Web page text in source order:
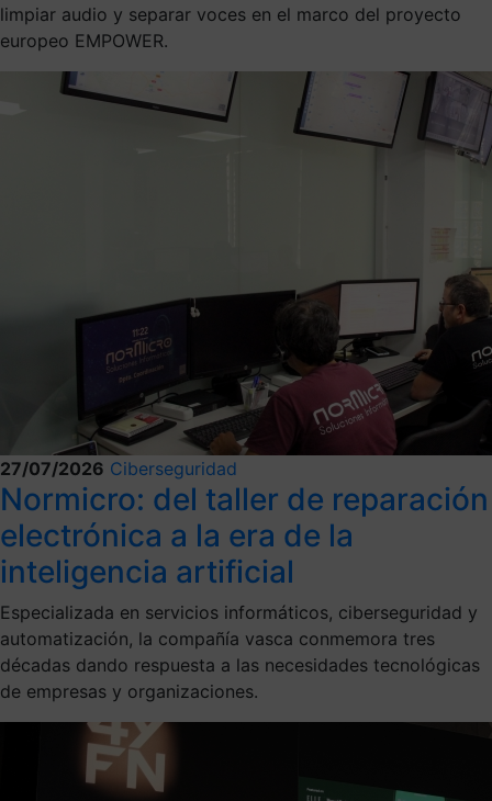
limpiar audio y separar voces en el marco del proyecto
europeo EMPOWER.
27/07/2026 Ciberseguridad
Normicro: del taller de reparación
electrónica a la era de la
inteligencia artificial
Especializada en servicios informáticos, ciberseguridad y
automatización, la compañía vasca conmemora tres
décadas dando respuesta a las necesidades tecnológicas
de empresas y organizaciones.